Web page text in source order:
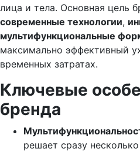
лица и тела. Основная цель
современные технологии,
мультифункциональные
максимально эффективный
временных затратах.
Ключевые
бренда
решает сразу